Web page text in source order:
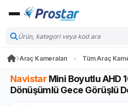
Araç Kameraları Tüm Araç
Navistar Mini Boyutlu AHD
Dönüşümlü Gece Görüşlü